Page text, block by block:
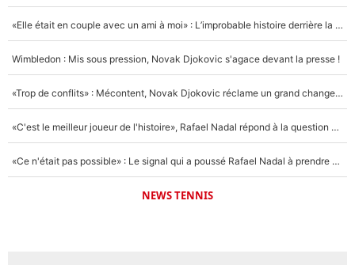
«Elle était en couple avec un ami à moi» : L’improbable histoire derrière la «seule relation longue» de Novak Djokovic
Wimbledon : Mis sous pression, Novak Djokovic s'agace devant la presse !
«Trop de conflits» : Mécontent, Novak Djokovic réclame un grand changement !
«C'est le meilleur joueur de l'histoire», Rafael Nadal répond à la question que tout le monde se pose !
«Ce n'était pas possible» : Le signal qui a poussé Rafael Nadal à prendre sa retraite !
NEWS TENNIS